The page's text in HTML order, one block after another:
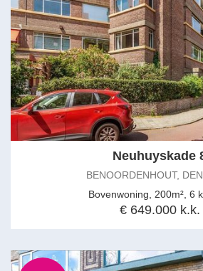
Neuhuyskade
BENOORDENHOUT,
Bovenwoning, 200m², 6
€ 649.000 k.k.